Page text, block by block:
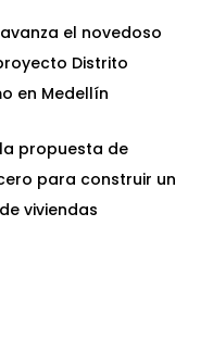
el novedoso
Distrito
en Medellín
propuesta de
para construir un
viviendas